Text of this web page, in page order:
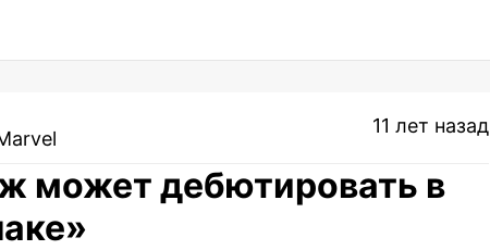
11 лет назад
может дебютировать в